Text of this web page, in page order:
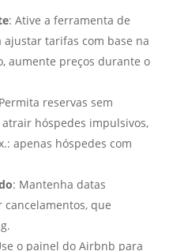
: Ative a ferramenta de
tarifas com base na
aumente preços durante o
reservas sem
hóspedes impulsivos,
apenas hóspedes com
: Mantenha datas
que
o painel do Airbnb para